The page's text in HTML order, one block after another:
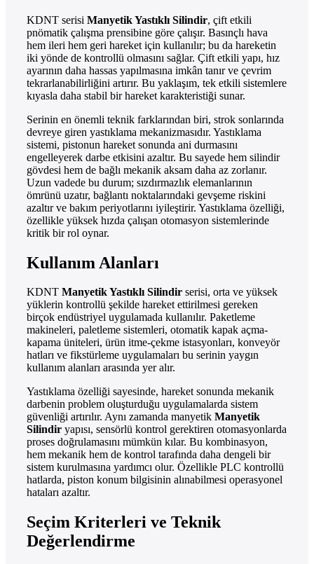
KDNT serisi Manyetik Yastıklı Silindir, çift etkili
pnömatik çalışma prensibine göre çalışır. Basınçlı hava
hem ileri hem geri hareket için kullanılır; bu da hareketin
iki yönde de kontrollü olmasını sağlar. Çift etkili yapı, hız
ayarının daha hassas yapılmasına imkân tanır ve çevrim
tekrarlanabilirliğini artırır. Bu yaklaşım, tek etkili sistemlere
kıyasla daha stabil bir hareket karakteristiği sunar.
Serinin en önemli teknik farklarından biri, strok sonlarında
devreye giren yastıklama mekanizmasıdır. Yastıklama
sistemi, pistonun hareket sonunda ani durmasını
engelleyerek darbe etkisini azaltır. Bu sayede hem silindir
gövdesi hem de bağlı mekanik aksam daha az zorlanır.
Uzun vadede bu durum; sızdırmazlık elemanlarının
ömrünü uzatır, bağlantı noktalarındaki gevşeme riskini
azaltır ve bakım periyotlarını iyileştirir. Yastıklama özelliği,
özellikle yüksek hızda çalışan otomasyon sistemlerinde
kritik bir rol oynar.
Kullanım Alanları
KDNT Manyetik Yastıklı Silindir serisi, orta ve yüksek
yüklerin kontrollü şekilde hareket ettirilmesi gereken
birçok endüstriyel uygulamada kullanılır. Paketleme
makineleri, paletleme sistemleri, otomatik kapak açma-
kapama üniteleri, ürün itme-çekme istasyonları, konveyör
hatları ve fikstürleme uygulamaları bu serinin yaygın
kullanım alanları arasında yer alır.
Yastıklama özelliği sayesinde, hareket sonunda mekanik
darbenin problem oluşturduğu uygulamalarda sistem
güvenliği artırılır. Aynı zamanda manyetik Manyetik
Silindir yapısı, sensörlü kontrol gerektiren otomasyonlarda
proses doğrulamasını mümkün kılar. Bu kombinasyon,
hem mekanik hem de kontrol tarafında daha dengeli bir
sistem kurulmasına yardımcı olur. Özellikle PLC kontrollü
hatlarda, piston konum bilgisinin alınabilmesi operasyonel
hataları azaltır.
Seçim Kriterleri ve Teknik
Değerlendirme